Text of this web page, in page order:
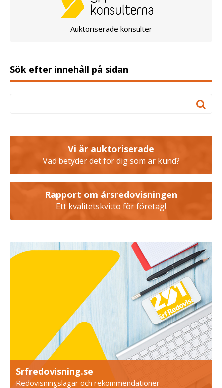
Auktoriserade konsulter
Sök efter innehåll på sidan
Vi är auktoriserade
Vad betyder det för dig som är kund?
Rapport om årsredovisningen
Ett kvalitetskvitto för företag!
Srfredovisning.se
Redovisningslagar och rekommendationer